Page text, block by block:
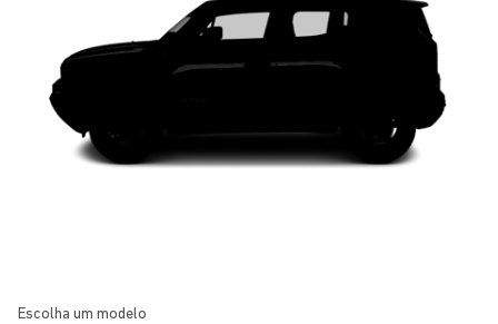
Escolha um modelo